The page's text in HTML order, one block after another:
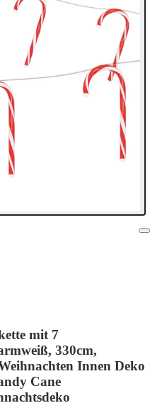
mit 7
330cm,
Innen Deko
Cane